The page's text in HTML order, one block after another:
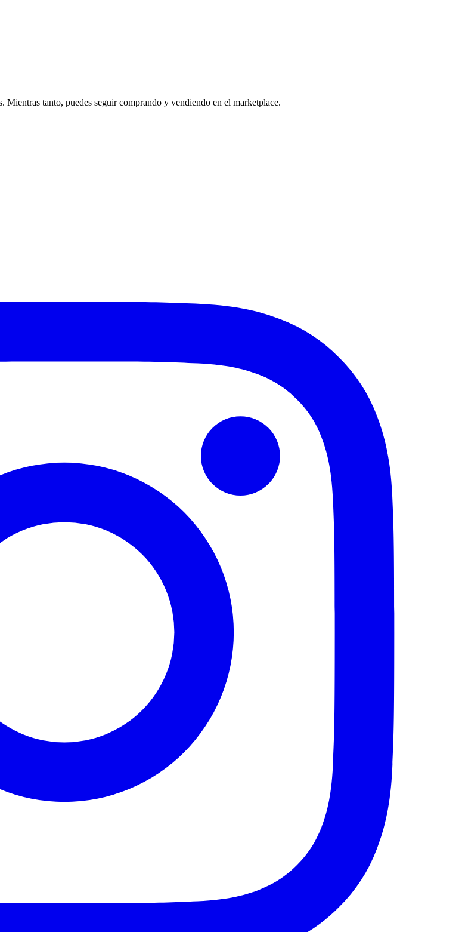
tanto, puedes seguir comprando y vendiendo en el marketplace.